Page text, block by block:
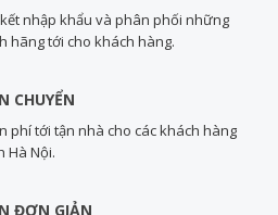
nhập khẩu và phân phối những
hãng tới cho khách hàng.
CHUYỂN
phí tới tận nhà cho các khách hàng
Hà Nội.
ĐƠN GIẢN